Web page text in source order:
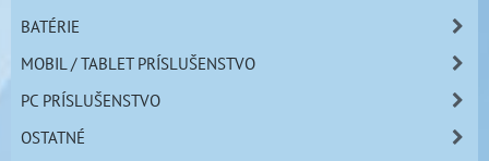
BATÉRIE
MOBIL / TABLET PRÍSLUŠENSTVO
PC PRÍSLUŠENSTVO
OSTATNÉ